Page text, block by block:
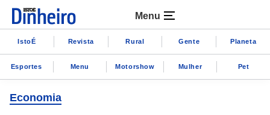
Menu
IstoÉ Revista Rural Gente Planeta
Esportes Menu Motorshow Mulher Pet
Economia